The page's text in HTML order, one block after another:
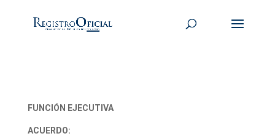
FUNCIÓN EJECUTIVA
ACUERDO: